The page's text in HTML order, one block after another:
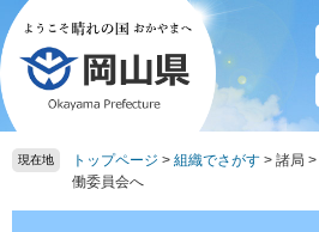
ペ
ー
ジ
の
先
頭
メ
ニ
ュ
ー
を
飛
て
現在地 トップページ > 組織でさがす > 諸局 >
働委員会へ